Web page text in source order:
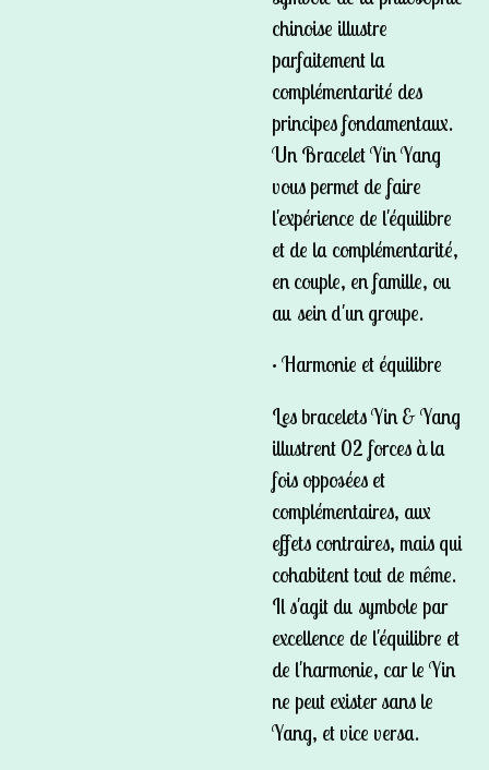
chinoise illustre
parfaitement la
complémentarité des
principes fondamentaux.
Un Bracelet Yin Yang
vous permet de faire
l'expérience de l'équilibre
et de la complémentarité,
en couple, en famille, ou
au sein d'un groupe.
• Harmonie et équilibre
Les bracelets Yin & Yang
illustrent 02 forces à la
fois opposées et
complémentaires, aux
effets contraires, mais qui
cohabitent tout de même.
Il s'agit du symbole par
excellence de l'équilibre et
de l'harmonie, car le Yin
ne peut exister sans le
Yang, et vice versa.